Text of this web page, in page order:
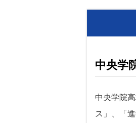
中央学
中央学院
ス」、「